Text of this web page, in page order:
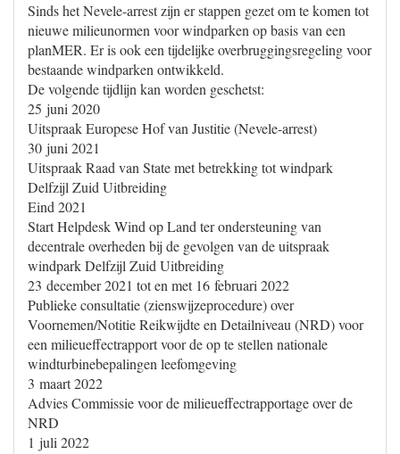
Sinds het Nevele-arrest zijn er stappen gezet om te komen tot
nieuwe milieunormen voor windparken op basis van een
planMER. Er is ook een tijdelijke overbruggingsregeling voor
bestaande windparken ontwikkeld.
De volgende tijdlijn kan worden geschetst:
25 juni 2020
Uitspraak Europese Hof van Justitie (Nevele-arrest)
30 juni 2021
Uitspraak Raad van State met betrekking tot windpark
Delfzijl Zuid Uitbreiding
Eind 2021
Start Helpdesk Wind op Land ter ondersteuning van
decentrale overheden bij de gevolgen van de uitspraak
windpark Delfzijl Zuid Uitbreiding
23 december 2021 tot en met 16 februari 2022
Publieke consultatie (zienswijzeprocedure) over
Voornemen/Notitie Reikwijdte en Detailniveau (NRD) voor
een milieueffectrapport voor de op te stellen nationale
windturbinebepalingen leefomgeving
3 maart 2022
Advies Commissie voor de milieueffectrapportage over de
NRD
1 juli 2022